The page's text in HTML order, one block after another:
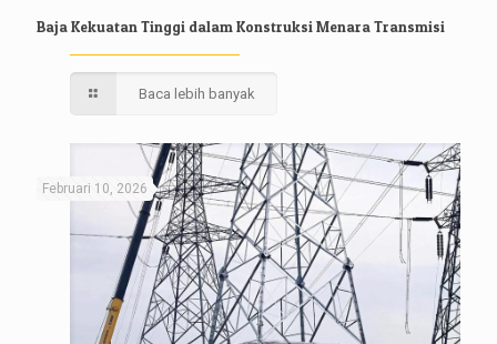
Baja Kekuatan Tinggi dalam Konstruksi Menara Transmisi
Baca lebih banyak
Februari 10, 2026